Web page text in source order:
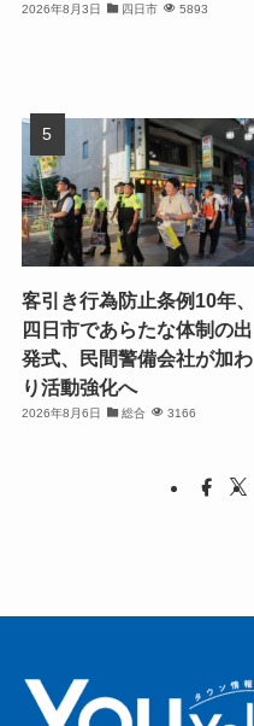
2026年8月3日 四日市 5893
客引き行為防止条例10年、
四日市であらたな体制の出
発式、民間警備会社が加わ
り活動強化へ
2026年8月6日 総合 3166